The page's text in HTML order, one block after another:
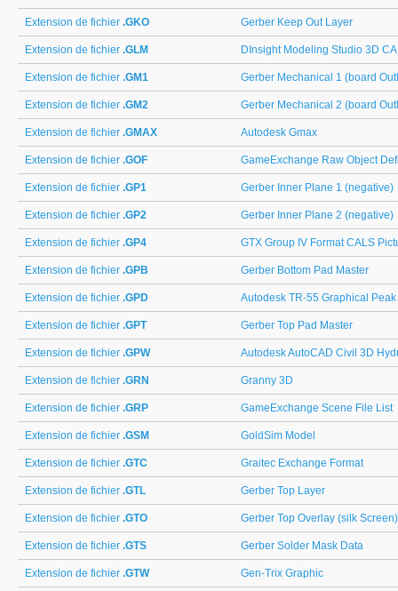
Extension de fichier .GKO Gerber Keep Out Layer
Extension de fichier .GLM DInsight Modeling Studio 3D
Extension de fichier .GM1 Gerber Mechanical 1 (board
Extension de fichier .GM2 Gerber Mechanical 2 (board
Extension de fichier .GMAX Autodesk Gmax
Extension de fichier .GOF GameExchange Raw Object
Extension de fichier .GP1 Gerber Inner Plane 1 (negative)
Extension de fichier .GP2 Gerber Inner Plane 2 (negative)
Extension de fichier .GP4 GTX Group IV Format CALS
Extension de fichier .GPB Gerber Bottom Pad Master
Extension de fichier .GPD Autodesk TR-55 Graphical
Extension de fichier .GPT Gerber Top Pad Master
Extension de fichier .GPW Autodesk AutoCAD Civil 3D
Extension de fichier .GRN Granny 3D
Extension de fichier .GRP GameExchange Scene File List
Extension de fichier .GSM GoldSim Model
Extension de fichier .GTC Graitec Exchange Format
Extension de fichier .GTL Gerber Top Layer
Extension de fichier .GTO Gerber Top Overlay (silk Screen)
Extension de fichier .GTS Gerber Solder Mask Data
Extension de fichier .GTW Gen-Trix Graphic